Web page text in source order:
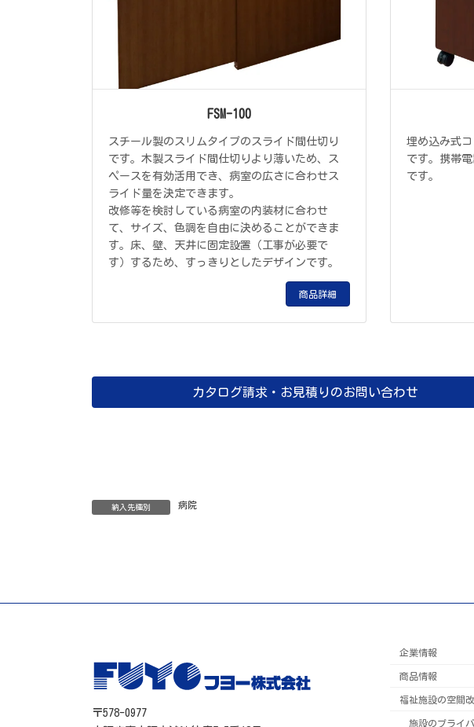
FSM-100
スチール製のスリムタイプのスライド間仕切り
です。木製スライド間仕切りより薄いため、ス
ペースを有効活用でき、病室の広さに合わせス
ライド量を決定できます。
改修等を検討している病室の内装材に合わせ
て、サイズ、色調を自由に決めることができま
す。床、壁、天井に固定設置（工事が必要で
す）するため、すっきりとしたデザインです。
商品詳細
埋め込み式
です。携帯
です。
カタログ請求・お見積りのお問い合わせ
納入先種別 病院
〒578-0977
企業情報
商品情報
福祉施設の空間
施設のプライ